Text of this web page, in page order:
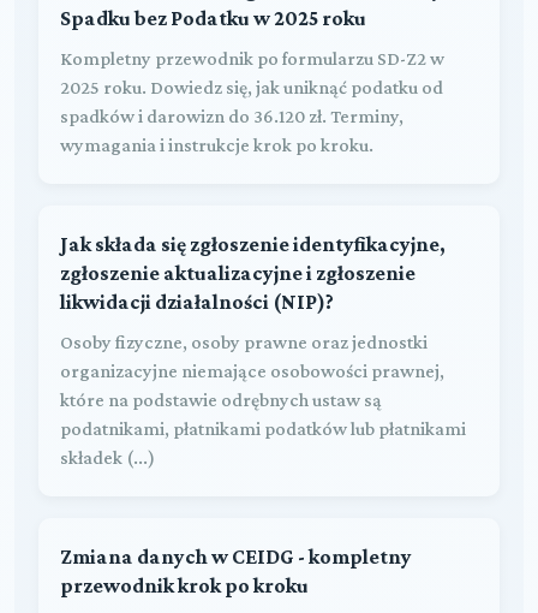
Spadku bez Podatku w 2025 roku
Kompletny przewodnik po formularzu SD-Z2 w
2025 roku. Dowiedz się, jak uniknąć podatku od
spadków i darowizn do 36.120 zł. Terminy,
wymagania i instrukcje krok po kroku.
Jak składa się zgłoszenie identyfikacyjne,
zgłoszenie aktualizacyjne i zgłoszenie
likwidacji działalności (NIP)?
Osoby fizyczne, osoby prawne oraz jednostki
organizacyjne niemające osobowości prawnej,
które na podstawie odrębnych ustaw są
podatnikami, płatnikami podatków lub płatnikami
składek (...)
Zmiana danych w CEIDG - kompletny
przewodnik krok po kroku